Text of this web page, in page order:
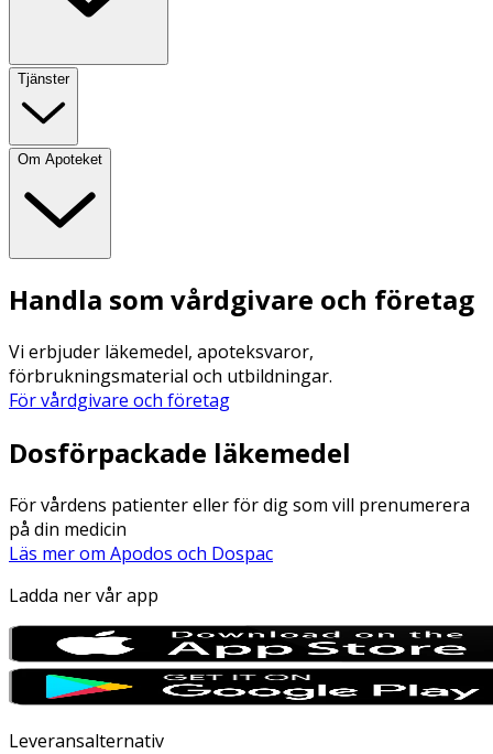
Tjänster
Om Apoteket
Handla som vårdgivare och företag
Vi erbjuder läkemedel, apoteksvaror,
förbrukningsmaterial och utbildningar.
För vårdgivare och företag
Dosförpackade läkemedel
För vårdens patienter eller för dig som vill prenumerera
på din medicin
Läs mer om Apodos och Dospac
Ladda ner vår app
Leveransalternativ